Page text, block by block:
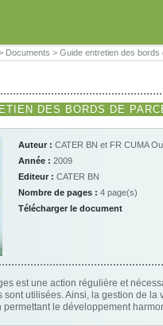
Documents > Guide entretien des bords
DES BORDS DE
Auteur : CATER BN et FR CUMA
Année : 2009
Editeur : CATER BN
Nombre de pages : 4 page(s)
Télécharger le document
est une action régulière et
sont utilisées. Ainsi, la gestion de
permettant le développement